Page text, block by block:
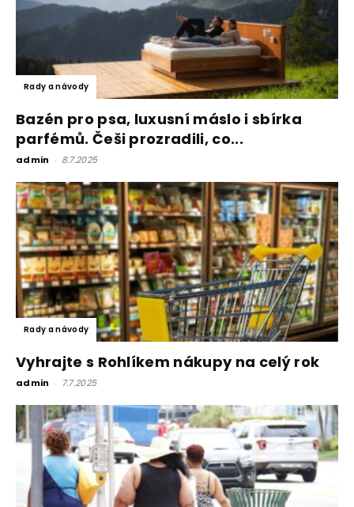
Rady a návody
Bazén pro psa, luxusní máslo i sbírka
parfémů. Češi prozradili, co...
admin - 8.7.2025
Rady a návody
Vyhrajte s Rohlíkem nákupy na celý rok
admin - 7.7.2025